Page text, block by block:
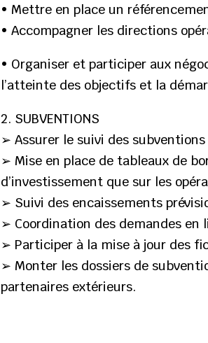
• Mettre en place un
• Accompagner les directions
• Organiser et participer aux
l’atteinte des objectifs et la
2. SUBVENTIONS
➢ Assurer le suivi des
➢ Mise en place de tableaux de
d’investissement que sur les
➢ Suivi des encaissements
➢ Coordination des demandes
➢ Participer à la mise à jour des
➢ Monter les dossiers de
partenaires extérieurs.